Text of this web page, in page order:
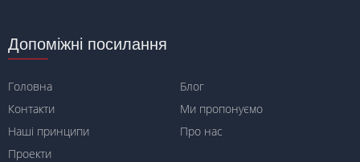
Допоміжні посилання
Головна
Блог
Контакти
Ми пропонуємо
Наші принципи
Про нас
Проекти